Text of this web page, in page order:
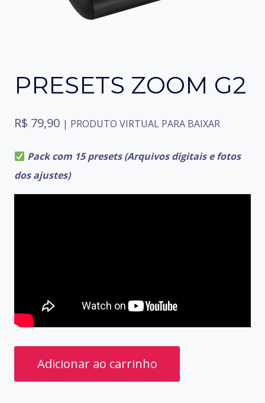
PRESETS ZOOM G2
R$ 79,90 | PRODUTO VIRTUAL PARA BAIXAR
Pack com 15 presets (Arquivos digitais e fotos
dos ajustes)
Adicionar ao carrinho